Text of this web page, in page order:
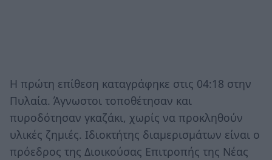
Η πρώτη επίθεση καταγράφηκε στις 04:18 στην
Πυλαία. Άγνωστοι τοποθέτησαν και
πυροδότησαν γκαζάκι, χωρίς να προκληθούν
υλικές ζημιές. Ιδιοκτήτης διαμερισμάτων είναι ο
πρόεδρος της Διοικούσας Επιτροπής της Νέας